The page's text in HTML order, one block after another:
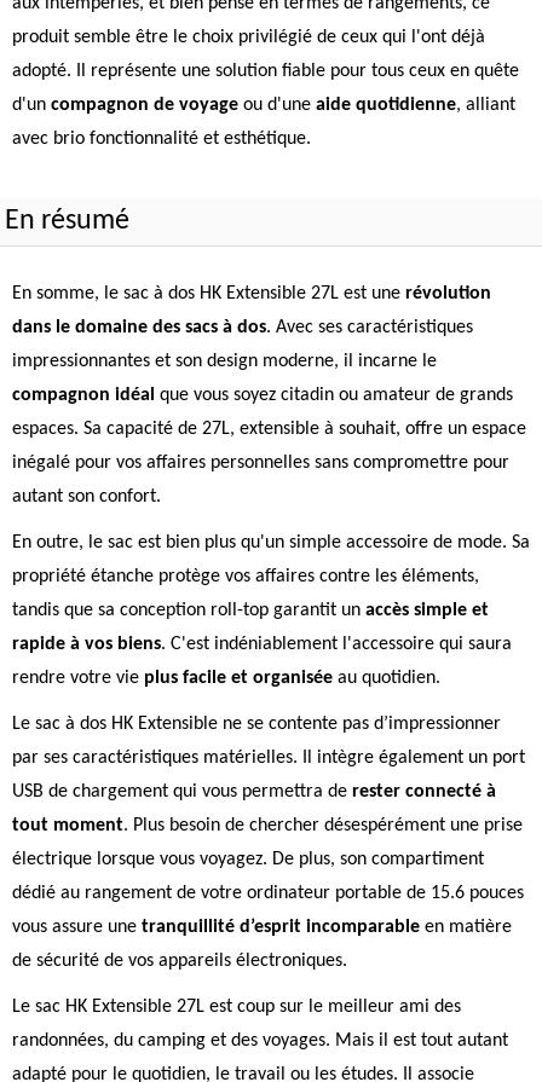
produit semble être le choix privilégié de ceux qui l'ont déjà
adopté. Il représente une solution fiable pour tous ceux en quête
d'un compagnon de voyage ou d'une aide quotidienne, alliant
avec brio fonctionnalité et esthétique.
En résumé
En somme, le sac à dos HK Extensible 27L est une révolution
dans le domaine des sacs à dos. Avec ses caractéristiques
impressionnantes et son design moderne, il incarne le
compagnon idéal que vous soyez citadin ou amateur de grands
espaces. Sa capacité de 27L, extensible à souhait, offre un espace
inégalé pour vos affaires personnelles sans compromettre pour
autant son confort.
En outre, le sac est bien plus qu'un simple accessoire de mode. Sa
propriété étanche protège vos affaires contre les éléments,
tandis que sa conception roll-top garantit un accès simple et
rapide à vos biens. C'est indéniablement l'accessoire qui saura
rendre votre vie plus facile et organisée au quotidien.
Le sac à dos HK Extensible ne se contente pas d’impressionner
par ses caractéristiques matérielles. Il intègre également un port
USB de chargement qui vous permettra de rester connecté à
tout moment. Plus besoin de chercher désespérément une prise
électrique lorsque vous voyagez. De plus, son compartiment
dédié au rangement de votre ordinateur portable de 15.6 pouces
vous assure une tranquillité d’esprit incomparable en matière
de sécurité de vos appareils électroniques.
Le sac HK Extensible 27L est coup sur le meilleur ami des
randonnées, du camping et des voyages. Mais il est tout autant
adapté pour le quotidien, le travail ou les études. Il associe